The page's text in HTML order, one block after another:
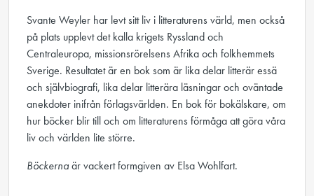
Svante Weyler har levt sitt liv i litteraturens värld, men också
på plats upplevt det kalla krigets Ryssland och
Centraleuropa, missionsrörelsens Afrika och folkhemmets
Sverige. Resultatet är en bok som är lika delar litterär essä
och självbiografi, lika delar litterära läsningar och oväntade
anekdoter inifrån förlagsvärlden. En bok för bokälskare, om
hur böcker blir till och om litteraturens förmåga att göra våra
liv och världen lite större.
Böckernaär vackert formgiven av Elsa Wohlfart.